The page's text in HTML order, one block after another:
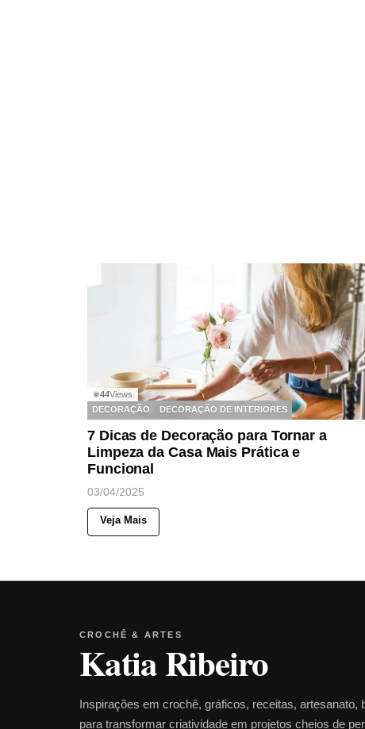
◉44Views
DECORAÇÃO
DECORAÇÃO DE INTERIORES
7 Dicas de Decoração para Tornar a
Limpeza da Casa Mais Prática e
Funcional
03/04/2025
Veja Mais
CROCHÊ & ARTES
Katia Ribeiro
Inspirações em crochê, gráficos, receitas, artesanato,
para transformar criatividade em projetos cheios de